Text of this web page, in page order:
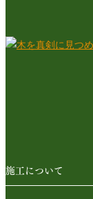
施工について